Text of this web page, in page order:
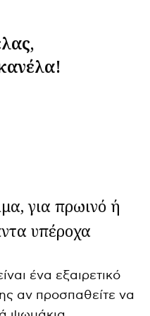
για πρωινό ή
υπέροχα
ένα εξαιρετικό
αν προσπαθείτε να